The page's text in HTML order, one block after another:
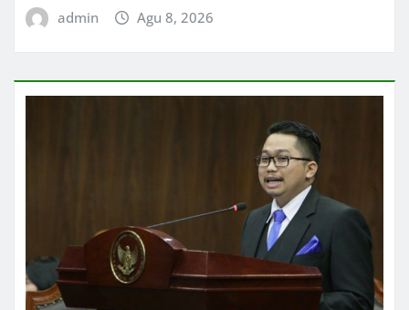
admin Agu 8, 2026